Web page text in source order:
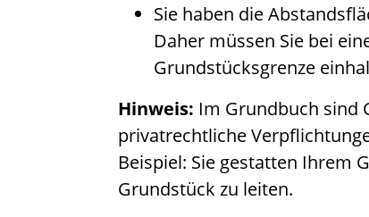
Sie haben die
Daher müssen Sie bei
Grundstücksgrenze
Hinweis: Im Grundbuch sind
privatrechtliche
Beispiel: Sie gestatten Ihrem
Grundstück zu leiten.